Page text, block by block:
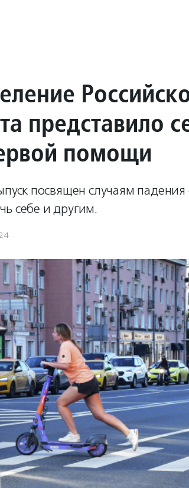
представило
помощи
посвящен случаям падения
себе и другим.